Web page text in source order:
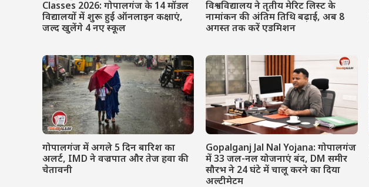
Classes 2026: गोपालगंज के 14 मॉडल
विद्यालयों में शुरू हुई ऑनलाइन कक्षाएं,
जल्द खुलेंगे 4 नए स्कूल
विश्वविद्यालय ने तृतीय मेरिट लिस्ट के
नामांकन की अंतिम तिथि बढ़ाई, अब 8
अगस्त तक करें एडमिशन
गोपालगंज में अगले 5 दिन बारिश का
अलर्ट, IMD ने वज्रपात और तेज हवा की
चेतावनी
Gopalganj Jal Nal Yojana: गोपालगंज
में 33 जल-नल योजनाएं बंद, DM समीर
सौरभ ने 24 घंटे में चालू करने का दिया
अल्टीमेटम